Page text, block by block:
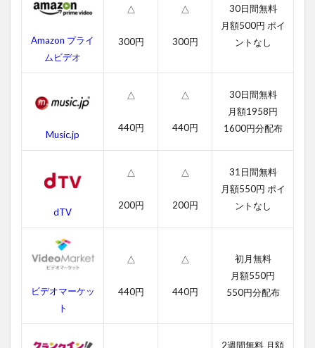
覧
キン
グス
マン
幕動
2.2
吹き
動画
ン
ス
ン
の
ら
Amazon プライ
ムビデオ
△
300円
△
300円
30日間無料
月額500円 ポイ
ントなし
Music.jp
△
440円
△
440円
30日間無料
月額1958円
1600円分配布
dTV
△
200円
△
200円
31日間無料
月額550円 ポイ
ントなし
ビデオマーケッ
ト
△
440円
△
440円
初月無料
月額550円
550円分配布
2週間無料 月額